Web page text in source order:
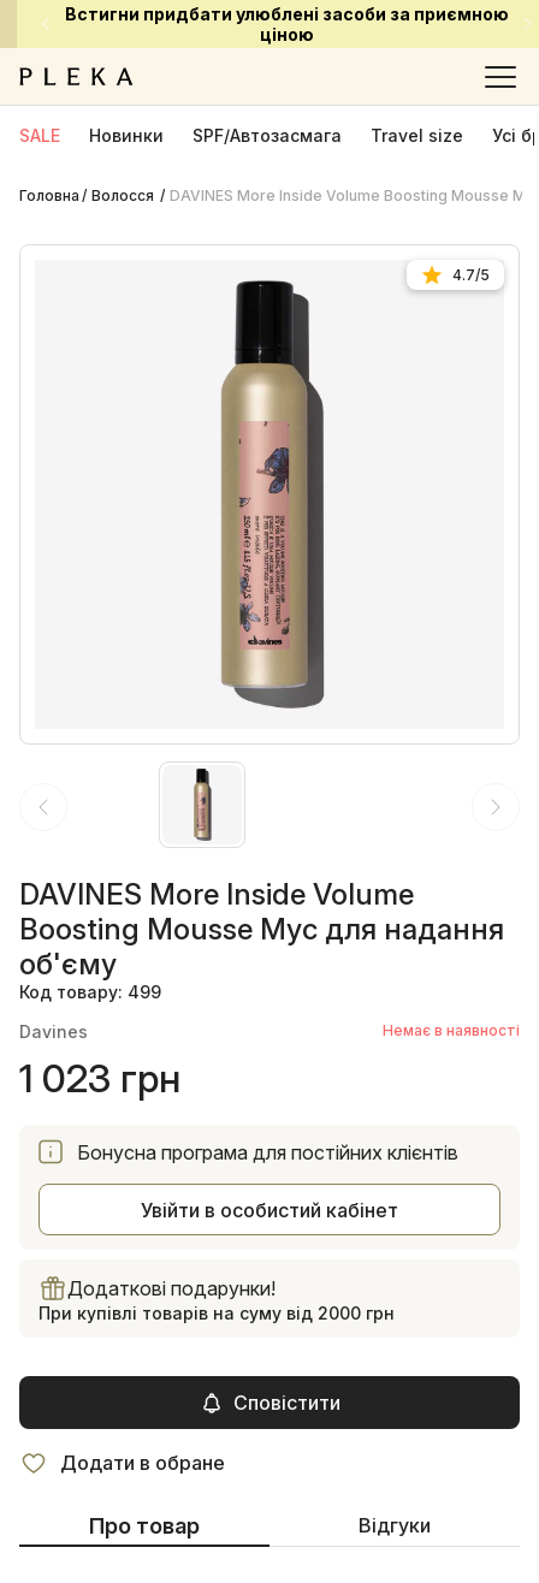
Встигни придбати улюблені засоби за приємною
ціною
SALE Новинки SPF/Автозасмага Travel size Усі
Головна Волосся DAVINES More Inside Volume Boosting Mousse
4.7/5
DAVINES More Inside Volume
Boosting Mousse Мус для надання
об'єму
Код товару: 499
Davines
Немає в наявності
1 023 грн
Бонусна програма для постійних клієнтів
Увійти в особистий кабінет
Додаткові подарунки!
При купівлі товарів на суму від 2000 грн
Сповістити
Додати в обране
Про товар Відгуки